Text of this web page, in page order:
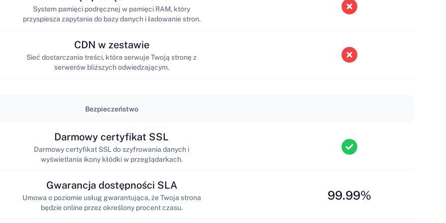
System pamięci podręcznej w pamięci RAM, który
przyspiesza zapytania do bazy danych i ładowanie stron.
CDN w zestawie
Sieć dostarczania treści, która serwuje Twoją stronę z
serwerów bliższych odwiedzającym.
Bezpieczeństwo
Darmowy certyfikat SSL
Darmowy certyfikat SSL do szyfrowania danych i
wyświetlania ikony kłódki w przeglądarkach.
Gwarancja dostępności SLA
Umowa o poziomie usług gwarantująca, że Twoja strona
będzie online przez określony procent czasu.
99.99%